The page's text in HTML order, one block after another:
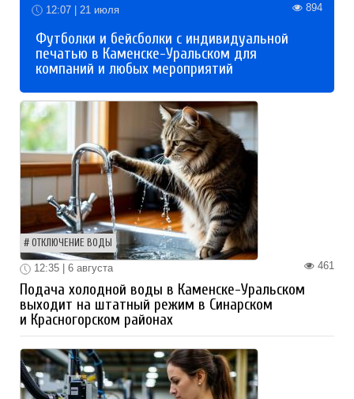
12:07 | 21 июля 894
Футболки и бейсболки с индивидуальной
печатью в Каменске-Уральском для
компаний и любых мероприятий
ОТКЛЮЧЕНИЕ ВОДЫ
461
12:35 | 6 августа
Подача холодной воды в Каменске-Уральском
выходит на штатный режим в Синарском
и Красногорском районах